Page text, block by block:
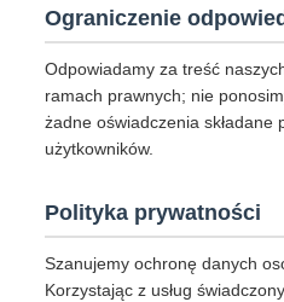
Ograniczenie
Odpowiadamy za treść
ramach prawnych; nie
żadne oświadczenia składane
użytkowników.
Polityka prywatności
Szanujemy ochronę danych
Korzystając z usług